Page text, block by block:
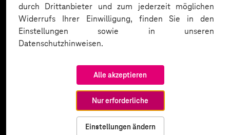
durch Drittanbieter und zum jederzeit möglichen
Widerrufs Ihrer Einwilligung, finden Sie in den
Einstellungen sowie in unseren
Datenschutzhinweisen.
Alle akzeptieren
Nur erforderliche
Einstellungen ändern